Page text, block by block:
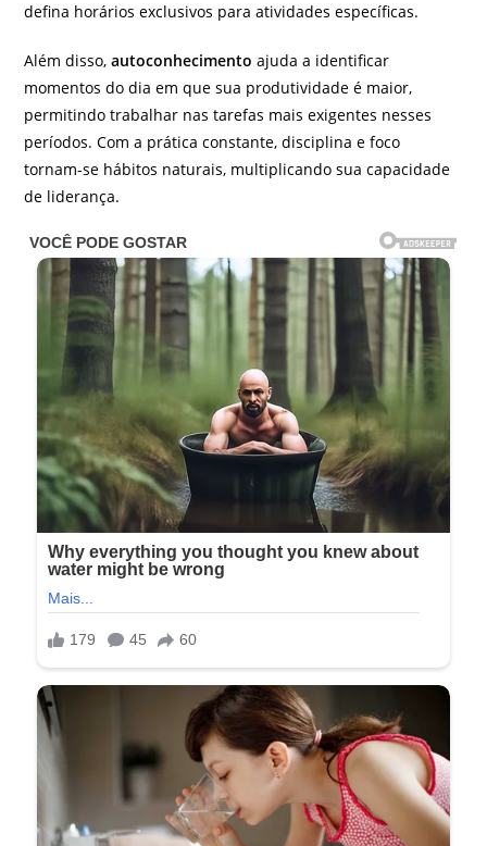
defina horários exclusivos para atividades específicas.
Além disso,autoconhecimento ajuda a identificar
momentos do dia em que sua produtividade é maior,
permitindo trabalhar nas tarefas mais exigentes nesses
períodos. Com a prática constante, disciplina e foco
tornam-se hábitos naturais, multiplicando sua capacidade
de liderança.